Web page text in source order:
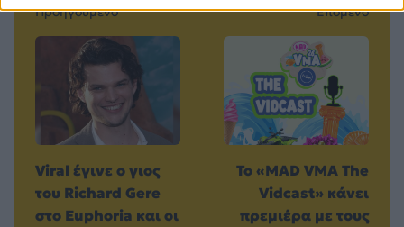
Προηγούμενο
Viral έγινε ο γιος
του Richard Gere
στο Euphoria και οι
Επόμενο
Το «MAD VMA The
Vidcast» κάνει
πρεμιέρα με τους